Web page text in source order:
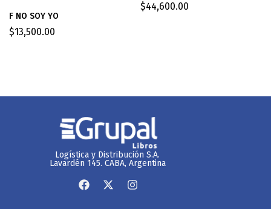
F NO SOY YO
$13,500.00
$44,600.00
Logística y Distribución S.A.
Lavardén 145. CABA, Argentina